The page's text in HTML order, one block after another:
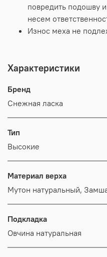
повредить подошву
несем
Износ меха не
Характеристики
Бренд
Снежная ласка
Тип
Высокие
Материал верха
Мутон натуральный,
Подкладка
Овчина натуральная